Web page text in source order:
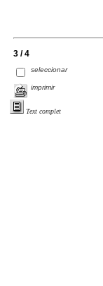
3 / 4
seleccionar
imprimir
Text complet